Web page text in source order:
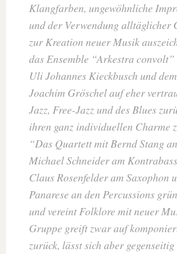
Klangfarben, ungewöhnliche
und der Verwendung alltäglicher
zur Kreation neuer Musik
das Ensemble “Arkestra
Uli Johannes Kieckbusch und
Joachim Gröschel auf eher
Jazz, Free-Jazz und des Blues
ihren ganz individuellen Charme
Das Quartett mit Bernd Stang
Michael Schneider am
Claus Rosenfelder am Saxophon
Panarese an den Percussions
und vereint Folklore mit neuer
Gruppe greift zwar auf
zurück, lässt sich aber